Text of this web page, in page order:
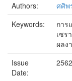
Authors:
ศศิพ
Keywords:
การ
เซร
ผลง
Issue
Date:
2562